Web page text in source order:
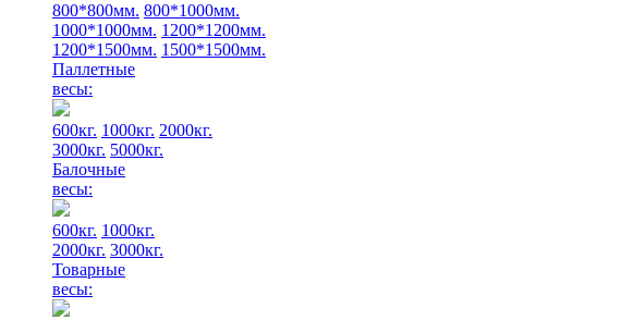
800*800мм. 800*1000мм.
1000*1000мм. 1200*1200мм.
1200*1500мм. 1500*1500мм.
Паллетные
весы:
600кг. 1000кг. 2000кг.
3000кг. 5000кг.
Балочные
весы:
600кг. 1000кг.
2000кг. 3000кг.
Товарные
весы: